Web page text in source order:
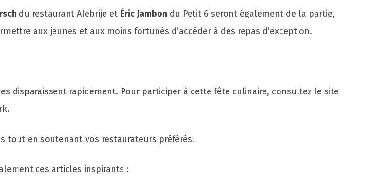
du restaurant Alebrije et Éric Jambon du Petit 6 seront également de la partie,
aux jeunes et aux moins fortunés d’accéder à des repas d’exception.
disparaissent rapidement. Pour participer à cette fête culinaire, consultez le site
tout en soutenant vos restaurateurs préférés.
ces articles inspirants :